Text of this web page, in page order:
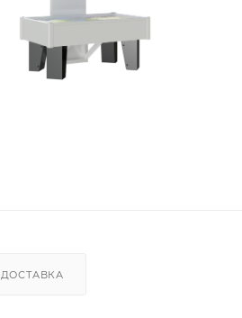
ДОСТАВКА